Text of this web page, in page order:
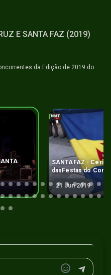
E SANTA FAZ (2019)
da Edição de 2019 do
SANTAFAZ - Cerimónia de Abertura
dasFestas do
HD (2019)
21 Jun 2019